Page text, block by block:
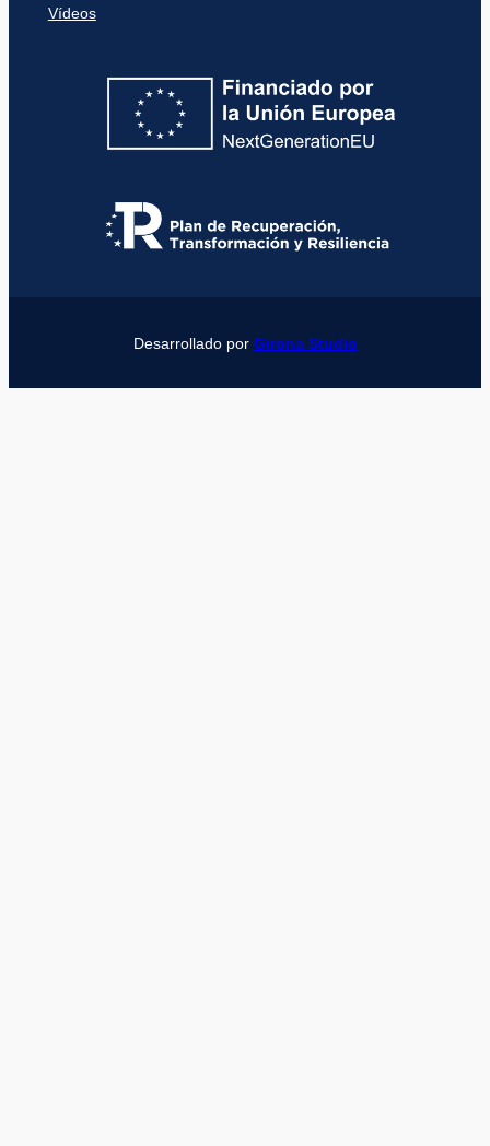
Vídeos
Desarrollado por Girona Studio